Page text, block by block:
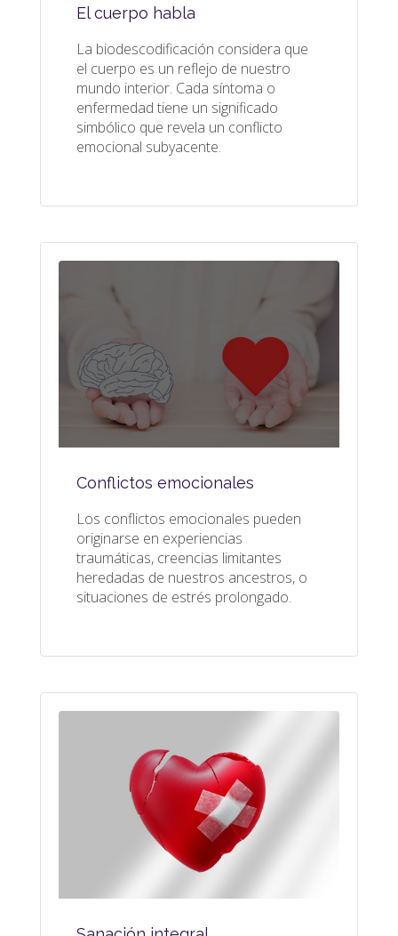
El cuerpo habla
La biodescodificación considera que
el cuerpo es un reflejo de nuestro
mundo interior. Cada síntoma o
enfermedad tiene un significado
simbólico que revela un conflicto
emocional subyacente.
Conflictos emocionales
Los conflictos emocionales pueden
originarse en experiencias
traumáticas, creencias limitantes
heredadas de nuestros ancestros, o
situaciones de estrés prolongado.